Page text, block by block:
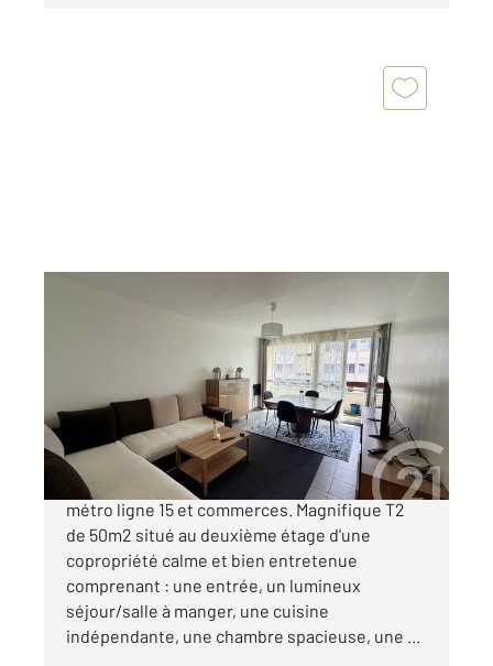
Appartement F2 à vendre
159 990 €
VILLEMOMBLE-MARNAUDES Proche du futur
métro ligne 15 et commerces. Magnifique T2
de 50m2 situé au deuxième étage d'une
copropriété calme et bien entretenue
comprenant : une entrée, un lumineux
séjour/salle à manger, une cuisine
indépendante, une chambre spacieuse, une ...